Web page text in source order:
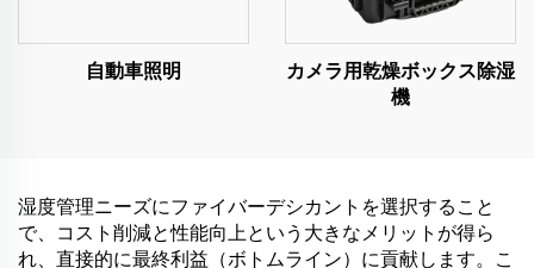
自動車照明
カメラ用乾燥ボックス除湿
機
湿度管理ニーズにファイバーデシカントを選択すること
で、コスト削減と性能向上という大きなメリットが得ら
れ、直接的に最終利益（ボトムライン）に貢献します。こ